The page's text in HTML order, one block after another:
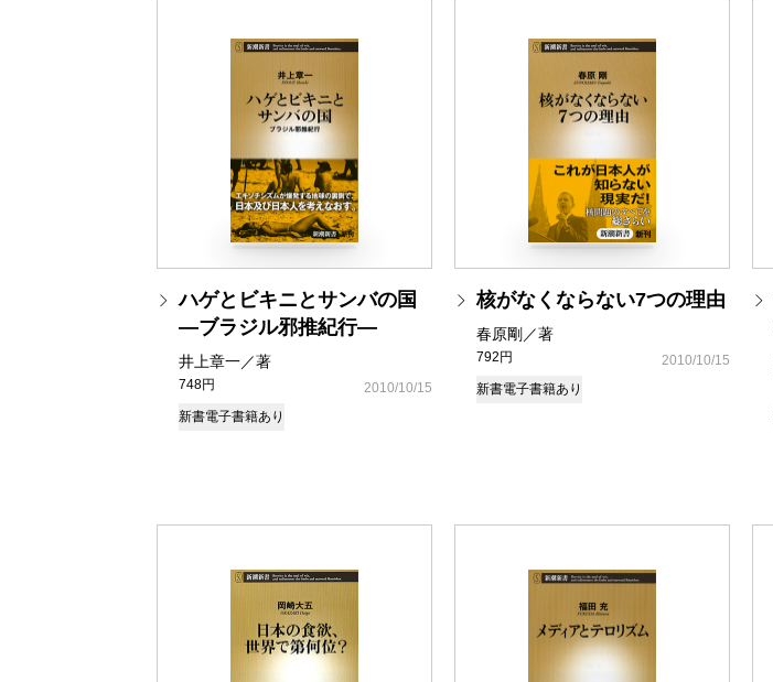
ハゲとビキニとサンバの国
―ブラジル邪推紀行―
井上章一／著
748円
2010/10/15
新書電子書籍あり
核がなくならない7つの理由
春原剛／著
792円
2010/10/15
新書電子書籍あり